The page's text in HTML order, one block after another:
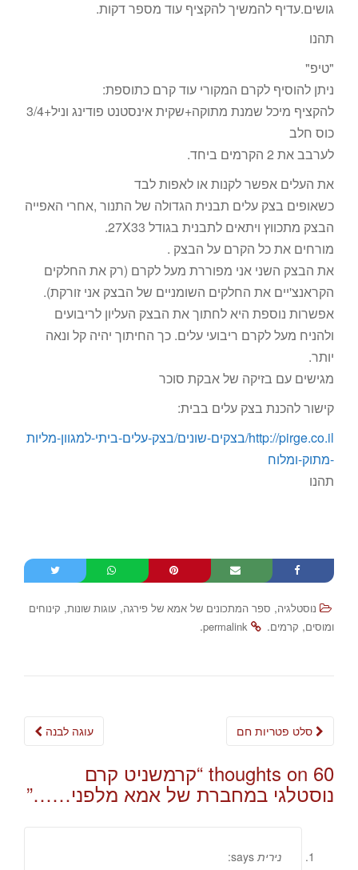
גושים.עדיף להמשיך להקציף עוד מספר דקות.
תהנו
"טיפ"
ניתן להוסיף לקרם המקורי עוד קרם כתוספת:
להקציף מיכל שמנת מתוקה+שקית אינסטנט פודינג וניל+3/4
כוס חלב
לערבב את 2 הקרמים ביחד.
את העלים אפשר לקנות או לאפות לבד
כשאופים בצק עלים תבנית הגדולה של התנור ,אחרי האפייה
הבצק מתכווץ ויתאים לתבנית בגודל 27X33.
מורחים את כל הקרם על הבצק .
את הבצק השני אני מפוררת מעל לקרם (רק את החלקים
הקראנצ'יים את החלקים השומניים של הבצק אני זורקת).
אפשרות נוספת היא לחתוך את הבצק העליון לריבועים
ולהניח מעל לקרם ריבועי עלים. כך החיתוך יהיה קל ונאה
יותר.
מגישים עם בזיקה של אבקת סוכר
קישור להכנת בצק עלים בבית:
http://pirge.co.il/בצקים-שונים/בצק-עלים-ביתי-למגוון-מליות
-מתוק-ומלוח
תהנו
נוסטלגיה, ספר המתכונים של אמא של פירגה, עוגות שונות, קינוחים
ומוסים, קרמים.
permalink
.
Post
עוגה לבנה
60 thoughts on “ קרמשניט קרם
נוסטלגי במחברת של אמא מלפני……”
נירית says: